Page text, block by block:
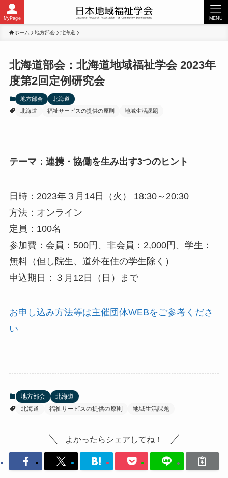
MyPage MENU
ホーム 地方部会 北海道
北海道部会：北海道地域福祉学会 2023年
度第2回定例研究会
地方部会
北海道
北海道
福祉サービスの提供の原則 地域生活課題
テーマ：連携・協働を生み出す3つのヒント
日時：2023年３月14日（火） 18:30～20:30
方法：オンライン
定員：100名
参加費：会員：500円、非会員：2,000円、学生：
無料（但し院生、道外在住の学生除く）
申込期日：３月12日（日）まで
お申し込み方法等は主催団体WEBをご参考くださ
い
地方部会
北海道
北海道
福祉サービスの提供の原則 地域生活課題
よかったらシェアしてね！